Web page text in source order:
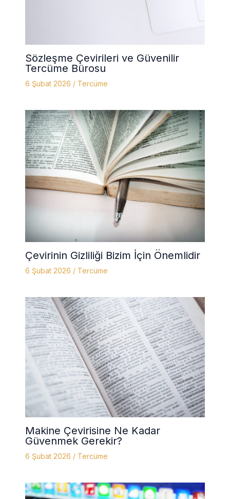
Sözleşme Çevirileri ve Güvenilir
Tercüme Bürosu
6 Şubat 2026 / Tercüme
Çevirinin Gizliliği Bizim İçin Önemlidir
6 Şubat 2026 / Tercüme
Makine Çevirisine Ne Kadar
Güvenmek Gerekir?
6 Şubat 2026 / Tercüme